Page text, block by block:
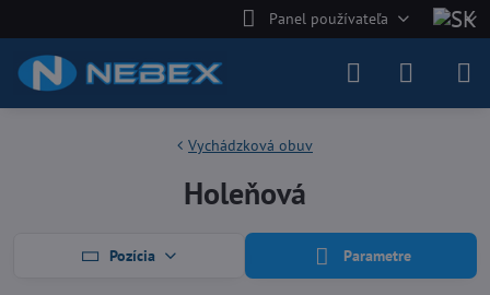
Panel používateľa
Vychádzková obuv
Holeňová
Pozícia Parametre